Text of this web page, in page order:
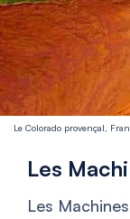
Le Colorado provençal,
Les
Les